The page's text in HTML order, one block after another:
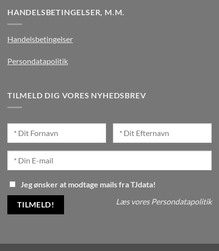
HANDELSBETINGELSER, M.M.
Handelsbetingelser
Persondatapolitik
TILMELD DIG VORES NYHEDSBREV
Jeg ønsker at modtage mails fra TJdata!
Læs vores Persondatapolitik